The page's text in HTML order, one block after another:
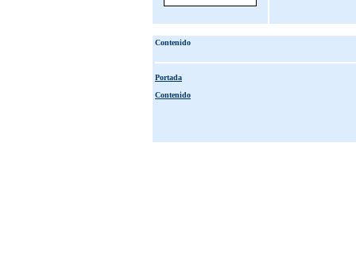
Contenido
Portada
Contenido